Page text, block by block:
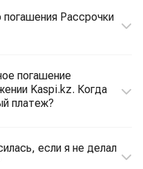
Рассрочки
погашение
Kaspi.kz. Когда
платеж?
если я не делал